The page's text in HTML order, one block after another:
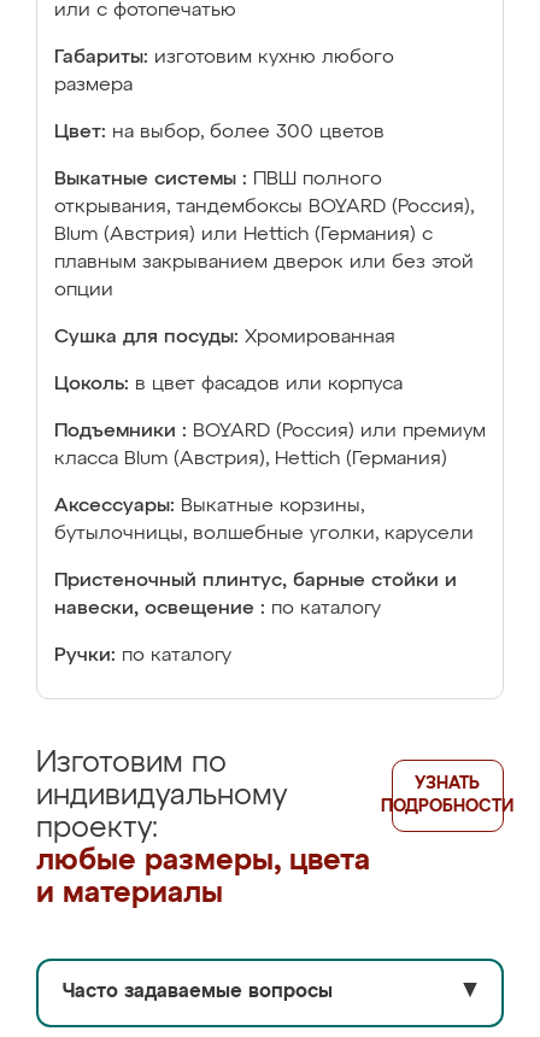
или с фотопечатью
Габариты: изготовим кухню любого
размера
Цвет: на выбор, более 300 цветов
Выкатные системы :
ПВШ полного
открывания, тандембоксы BOYARD (Россия),
Blum (Австрия) или Hettich (Германия) с
плавным закрыванием дверок или без этой
опции
Сушка для посуды: Хромированная
Цоколь: в цвет фасадов или корпуса
Подъемники : BOYARD (Россия) или премиум
класса Blum (Австрия), Hettich (Германия)
Аксессуары: Выкатные корзины,
бутылочницы, волшебные уголки, карусели
Пристеночный плинтус, барные стойки и
навески, освещение : по каталогу
Ручки: по каталогу
Изготовим по
индивидуальному
проекту:
любые размеры, цвета
и материалы
УЗНАТЬ
ПОДРОБНОСТИ
Часто задаваемые вопросы ▼